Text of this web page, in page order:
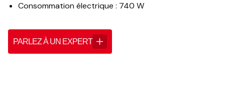
Consommation électrique : 740 W
PARLEZ À UN EXPERT